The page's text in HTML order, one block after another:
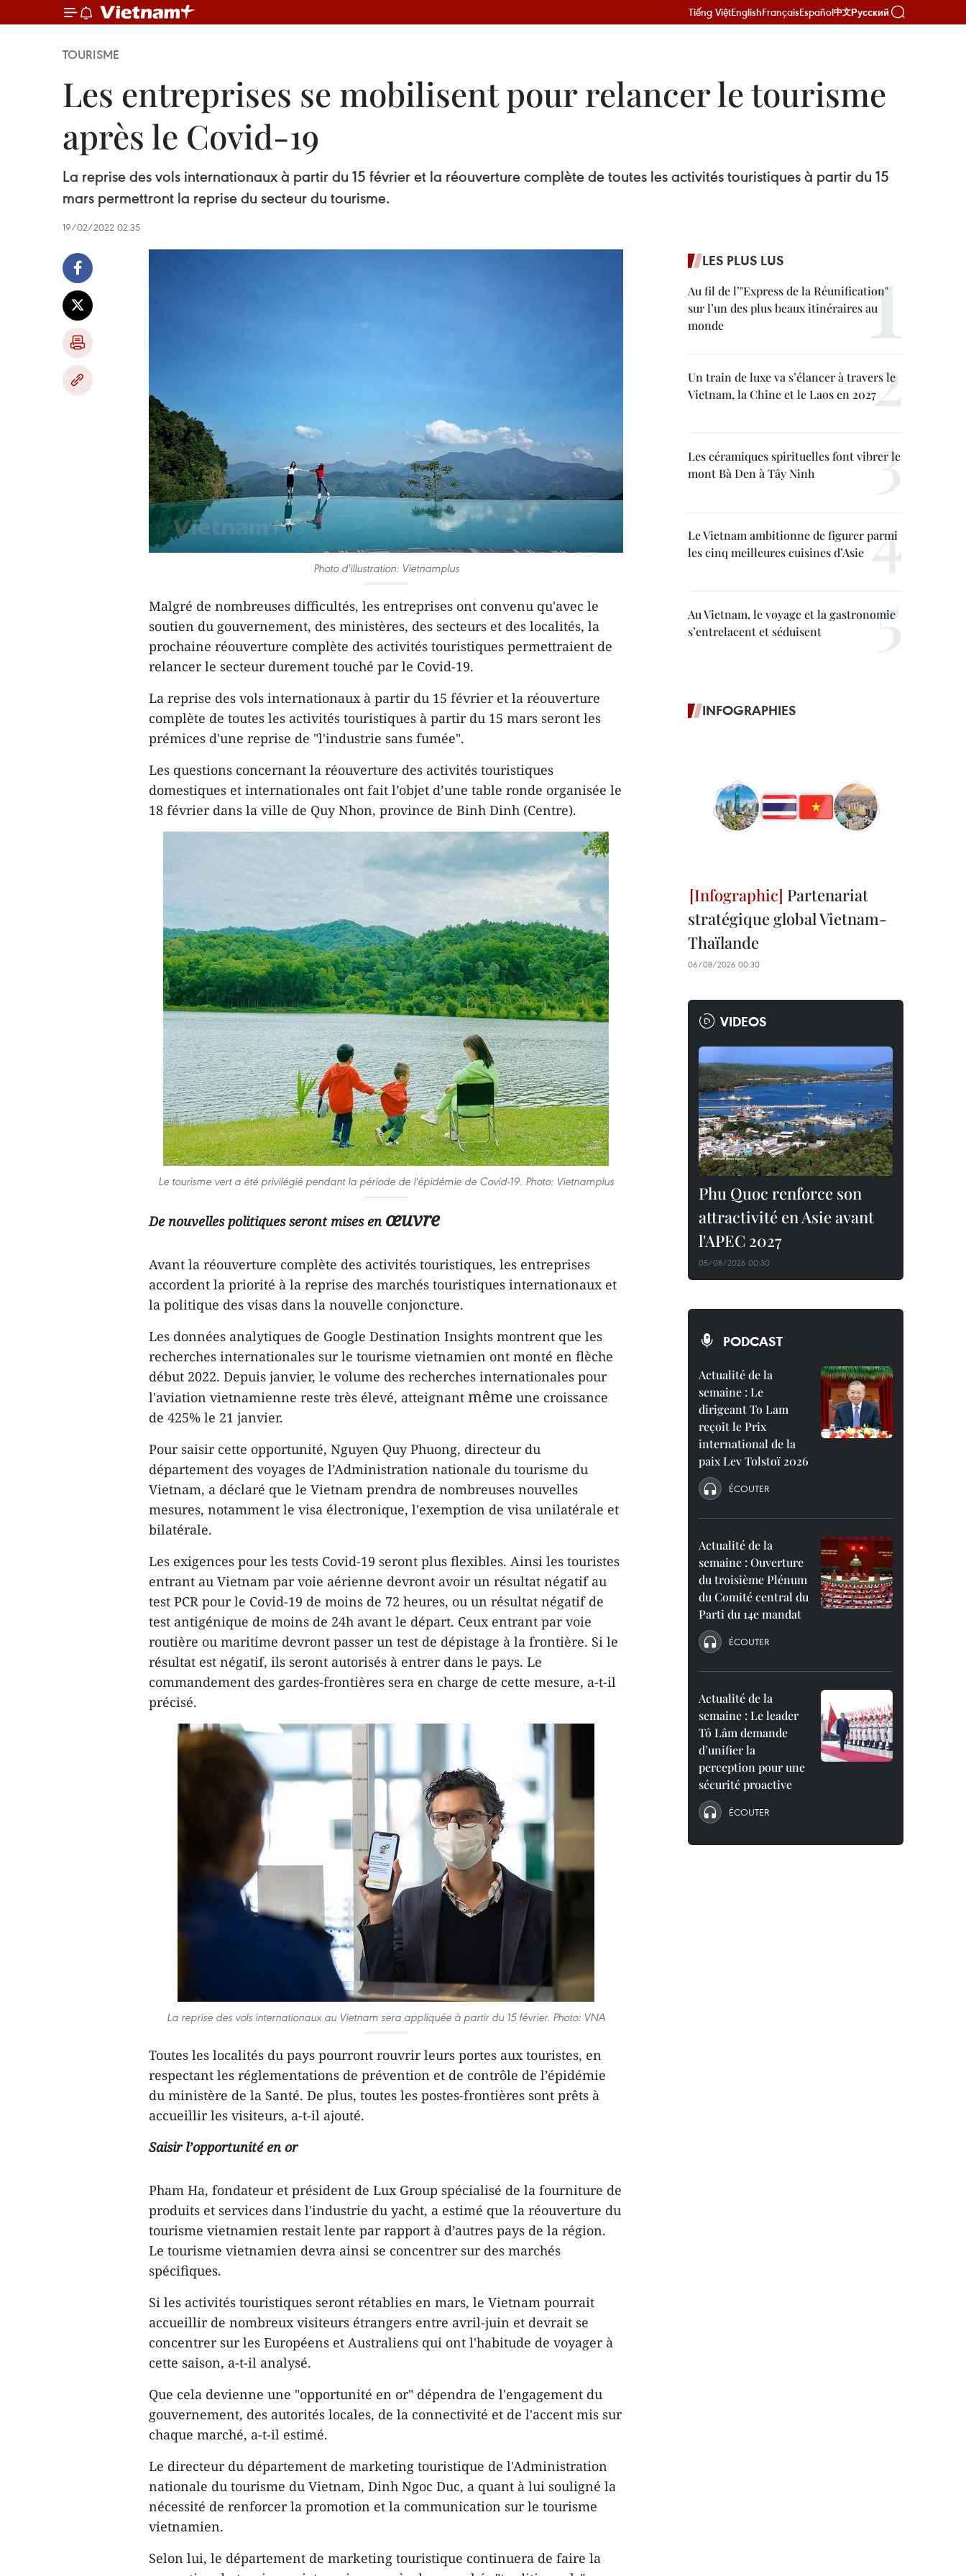
Tiếng ViệtEnglishFrançaisEspañol中文Русский
TOURISME
Les entreprises se mobilisent pour relancer le tourisme
après le Covid-19
La reprise des vols internationaux à partir du 15 février et la réouverture complète de toutes les activités touristiques à partir du 15
mars permettront la reprise du secteur du tourisme.
19/02/2022 02:35
Photo d'illustration: Vietnamplus
Malgré de nombreuses difficultés, les entreprises ont convenu qu'avec le
soutien du gouvernement, des ministères, des secteurs et des localités, la
prochaine réouverture complète des activités touristiques permettraient de
relancer le secteur durement touché par le Covid-19.
La reprise des vols internationaux à partir du 15 février et la réouverture
complète de toutes les activités touristiques à partir du 15 mars seront les
prémices d'une reprise de "l'industrie sans fumée".
Les questions concernant la réouverture des activités touristiques
domestiques et internationales ont fait l’objet d’une table ronde organisée le
18 février dans la ville de Quy Nhon, province de Binh Dinh (Centre).
Le tourisme vert a été privilégié pendant la période de l'épidémie de Covid-19. Photo: Vietnamplus
De nouvelles politiques seront mises en œuvre
Avant la réouverture complète des activités touristiques, les entreprises
accordent la priorité à la reprise des marchés touristiques internationaux et
la politique des visas dans la nouvelle conjoncture.
Les données analytiques de Google Destination Insights montrent que les
recherches internationales sur le tourisme vietnamien ont monté en flèche
début 2022. Depuis janvier, le volume des recherches internationales pour
l'aviation vietnamienne reste très élevé, atteignant même une croissance
de 425% le 21 janvier.
Pour saisir cette opportunité, Nguyen Quy Phuong, directeur du
département des voyages de l’Administration nationale du tourisme du
Vietnam, a déclaré que le Vietnam prendra de nombreuses nouvelles
mesures, notamment le visa électronique, l'exemption de visa unilatérale et
bilatérale.
Les exigences pour les tests Covid-19 seront plus flexibles. Ainsi les touristes
entrant au Vietnam par voie aérienne devront avoir un résultat négatif au
test PCR pour le Covid-19 de moins de 72 heures, ou un résultat négatif de
test antigénique de moins de 24h avant le départ. Ceux entrant par voie
routière ou maritime devront passer un test de dépistage à la frontière. Si le
résultat est négatif, ils seront autorisés à entrer dans le pays. Le
commandement des gardes-frontières sera en charge de cette mesure, a-t-il
précisé.
La reprise des vols internationaux au Vietnam sera appliquée à partir du 15 février. Photo: VNA
Toutes les localités du pays pourront rouvrir leurs portes aux touristes, en
respectant les réglementations de prévention et de contrôle de l’épidémie
du ministère de la Santé. De plus, toutes les postes-frontières sont prêts à
accueillir les visiteurs, a-t-il ajouté.
Saisir l’opportunité en or
Pham Ha, fondateur et président de Lux Group spécialisé de la fourniture de
produits et services dans l'industrie du yacht, a estimé que la réouverture du
tourisme vietnamien restait lente par rapport à d’autres pays de la région.
Le tourisme vietnamien devra ainsi se concentrer sur des marchés
spécifiques.
Si les activités touristiques seront rétablies en mars, le Vietnam pourrait
accueillir de nombreux visiteurs étrangers entre avril-juin et devrait se
concentrer sur les Européens et Australiens qui ont l'habitude de voyager à
cette saison, a-t-il analysé.
Que cela devienne une "opportunité en or" dépendra de l'engagement du
gouvernement, des autorités locales, de la connectivité et de l'accent mis sur
chaque marché, a-t-il estimé.
Le directeur du département de marketing touristique de l'Administration
nationale du tourisme du Vietnam, Dinh Ngoc Duc, a quant à lui souligné la
nécessité de renforcer la promotion et la communication sur le tourisme
vietnamien.
Selon lui, le département de marketing touristique continuera de faire la
LES PLUS LUS
Au fil de l’"Express de la Réunification"
sur l’un des plus beaux itinéraires au
monde
Un train de luxe va s’élancer à travers le
Vietnam, la Chine et le Laos en 2027
Les céramiques spirituelles font vibrer le
mont Bà Den à Tây Ninh
Le Vietnam ambitionne de figurer parmi
les cinq meilleures cuisines d’Asie
Au Vietnam, le voyage et la gastronomie
s’entrelacent et séduisent
INFOGRAPHIES
Partenariat
stratégique global Vietnam-
Thaïlande
06/08/2026 00:30
VIDEOS
Phu Quoc renforce son
attractivité en Asie avant
l'APEC 2027
05/08/2026 00:30
PODCAST
Actualité de la
semaine : Le
dirigeant To Lam
reçoit le Prix
international de la
paix Lev Tolstoï 2026
ÉCOUTER
Actualité de la
semaine : Ouverture
du troisième Plénum
du Comité central du
Parti du 14e mandat
ÉCOUTER
Actualité de la
semaine : Le leader
Tô Lâm demande
d’unifier la
perception pour une
sécurité proactive
ÉCOUTER